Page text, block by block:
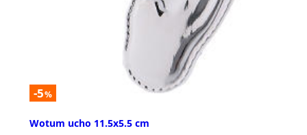
-5%
Wotum ucho 11.5x5.5 cm